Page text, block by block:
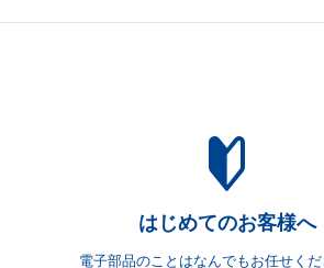
はじめてのお客様へ
電子部品のことはなんでもお任せくだ